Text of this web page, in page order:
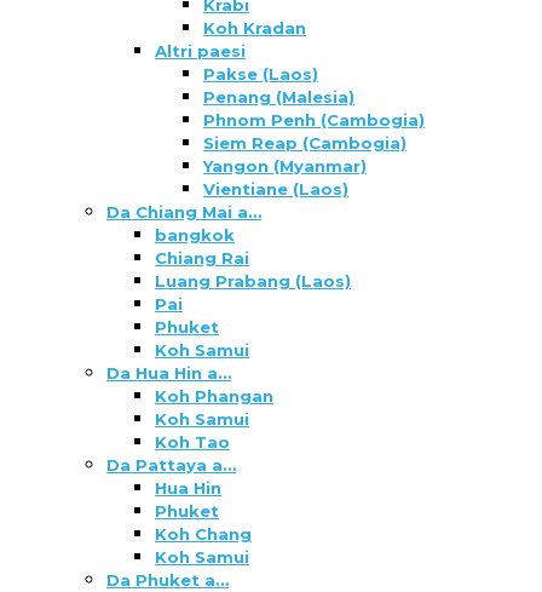
Krabi
Koh Kradan
Altri paesi
Pakse (Laos)
Penang (Malesia)
Phnom Penh (Cambogia)
Siem Reap (Cambogia)
Yangon (Myanmar)
Vientiane (Laos)
Da Chiang Mai a…
bangkok
Chiang Rai
Luang Prabang (Laos)
Pai
Phuket
Koh Samui
Da Hua Hin a…
Koh Phangan
Koh Samui
Koh Tao
Da Pattaya a…
Hua Hin
Phuket
Koh Chang
Koh Samui
Da Phuket a…